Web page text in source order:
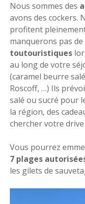
Nous sommes des
avons des cockers.
profitent
manquerons pas de
toutouristiques
au long de votre
(caramel beurre
Roscoff, …) Ils
salé ou sucré pour
la région, des
chercher votre drive
Vous pourrez
7 plages
les gilets de